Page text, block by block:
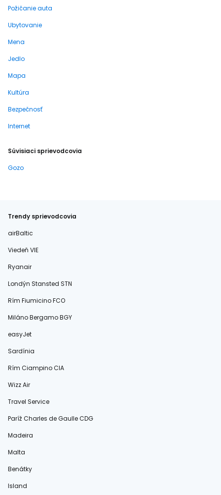
Požičanie auta
Ubytovanie
Mena
Jedlo
Mapa
Kultúra
Bezpečnosť
Internet
Súvisiaci sprievodcovia
Gozo
Trendy sprievodcovia
airBaltic
Viedeň VIE
Ryanair
Londýn Stansted STN
Rím Fiumicino FCO
Miláno Bergamo BGY
easyJet
Sardínia
Rím Ciampino CIA
Wizz Air
Travel Service
Paríž Charles de Gaulle CDG
Madeira
Malta
Benátky
Island